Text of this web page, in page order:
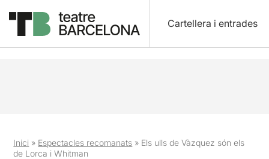
Cartellera i entrades
Inici » Espectacles recomanats » Els ulls de Vàzquez són els
de Lorca i Whitman